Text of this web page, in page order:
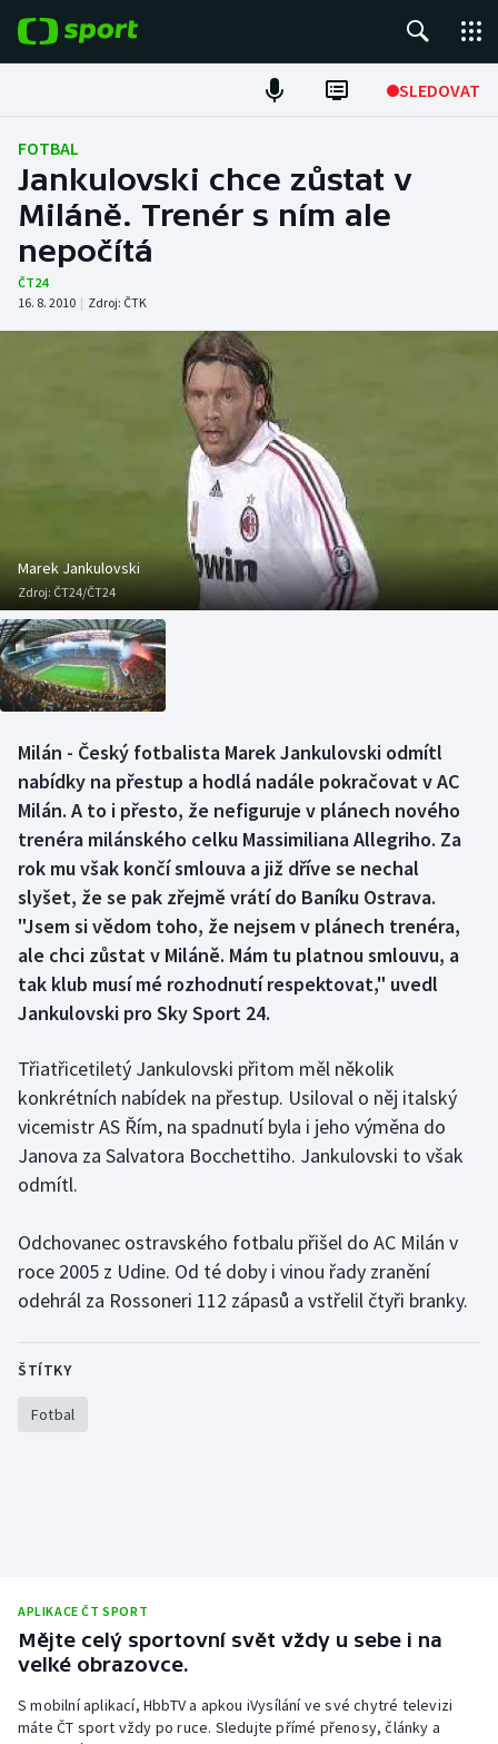
SLEDOVAT
Fotbal
Hokej
Tenis
Atletika
Basketbal
Biatlon
Boby a skeleton
Curling
Dostihy
Florbal
Futsal
Golf
Házená
Jezdectví
Krasobruslení
Lyže a snowboard
Moderní pětiboj
Plavání
Historické návraty
Aplikace ČT sport
AZ kvíz
FOTBAL
Jankulovski chce zůstat v
Miláně. Trenér s ním ale
nepočítá
ČT24
16. 8. 2010 | Zdroj: ČTK
Marek Jankulovski
Zdroj: ČT24/ČT24
Milán - Český fotbalista Marek Jankulovski odmítl
nabídky na přestup a hodlá nadále pokračovat v AC
Milán. A to i přesto, že nefiguruje v plánech nového
trenéra milánského celku Massimiliana Allegriho. Za
rok mu však končí smlouva a již dříve se nechal
slyšet, že se pak zřejmě vrátí do Baníku Ostrava.
"Jsem si vědom toho, že nejsem v plánech trenéra,
ale chci zůstat v Miláně. Mám tu platnou smlouvu, a
tak klub musí mé rozhodnutí respektovat," uvedl
Jankulovski pro Sky Sport 24.
Třiatřicetiletý Jankulovski přitom měl několik
konkrétních nabídek na přestup. Usiloval o něj italský
vicemistr AS Řím, na spadnutí byla i jeho výměna do
Janova za Salvatora Bocchettiho. Jankulovski to však
odmítl.
Odchovanec ostravského fotbalu přišel do AC Milán v
roce 2005 z Udine. Od té doby i vinou řady zranění
odehrál za Rossoneri 112 zápasů a vstřelil čtyři branky.
ŠTÍTKY
Fotbal
APLIKACE ČT SPORT
Mějte celý sportovní svět vždy u sebe i na
velké obrazovce.
S mobilní aplikací, HbbTV a apkou iVysílání ve své chytré televizi
máte ČT sport vždy po ruce. Sledujte přímé přenosy, články a